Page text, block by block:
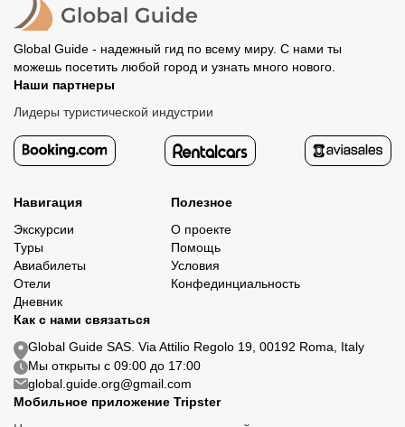
Global Guide - надежный гид по всему миру. С нами ты
можешь посетить любой город и узнать много нового.
Наши партнеры
Лидеры туристической индустрии
Навигация
Экскурсии
Туры
Авиабилеты
Отели
Дневник
Полезное
О проекте
Помощь
Условия
Конфединциальность
Как с нами связаться
Global Guide SAS. Via Attilio Regolo 19, 00192 Roma, Italy
Мы открыты с 09:00 до 17:00
global.guide.org@gmail.com
Мобильное приложение Tripster